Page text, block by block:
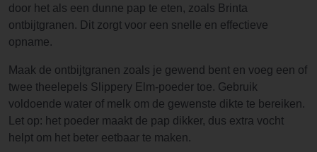
door het als een dunne pap te eten, zoals Brinta
ontbijtgranen. Dit zorgt voor een snelle en effectieve
opname.
Maak de ontbijtgranen zoals je gewend bent en voeg een of
twee theelepels Slippery Elm-poeder toe. Gebruik
voldoende water of melk om de gewenste dikte te bereiken.
Let op: het poeder maakt de pap dikker, dus extra vocht
helpt om het beter eetbaar te maken.